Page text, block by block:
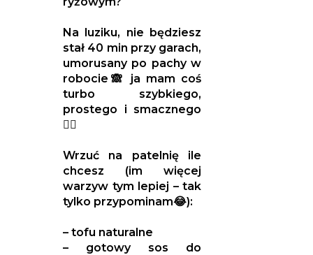
Na luziku, nie będziesz
stał 40 min przy garach,
umorusany po pachy w
robocie🙈 ja mam coś
turbo szybkiego,
prostego i smacznego
☝🏼
Wrzuć na patelnię ile
chcesz (im więcej
warzyw tym lepiej – tak
tylko przypominam😂):
– tofu naturalne
– gotowy sos do